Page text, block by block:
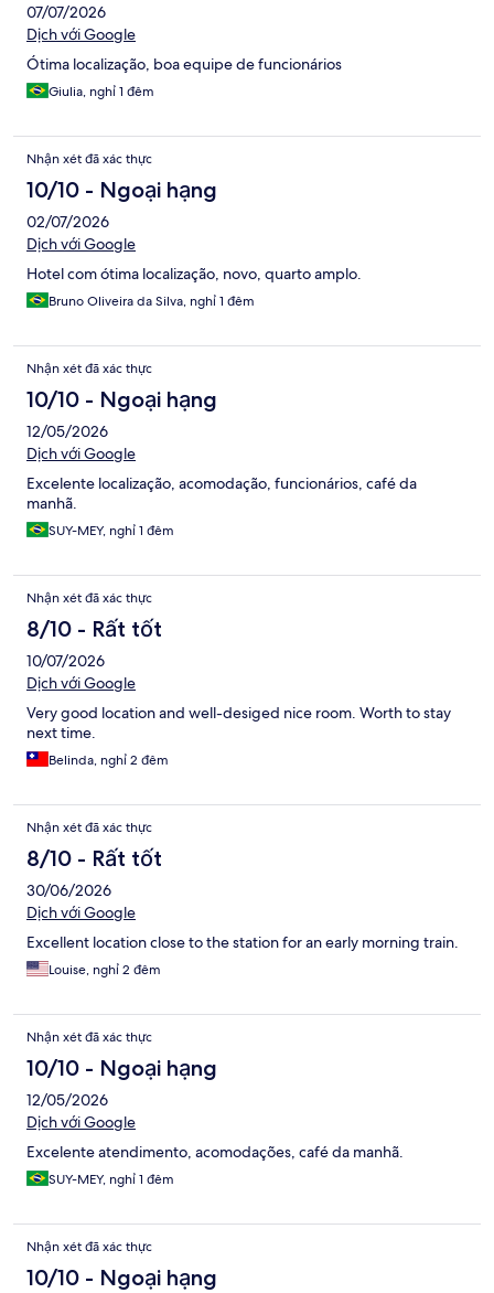
07/07/2026
Dịch với Google
Ótima localização, boa equipe de funcionários
Giulia, nghỉ 1 đêm
Nhận xét đã xác thực
10/10 - Ngoại hạng
02/07/2026
Dịch với Google
Hotel com ótima localização, novo, quarto amplo.
Bruno Oliveira da Silva, nghỉ 1 đêm
Nhận xét đã xác thực
10/10 - Ngoại hạng
12/05/2026
Dịch với Google
Excelente localização, acomodação, funcionários, café da
manhã.
SUY-MEY, nghỉ 1 đêm
Nhận xét đã xác thực
8/10 - Rất tốt
10/07/2026
Dịch với Google
Very good location and well-desiged nice room. Worth to stay
next time.
Belinda, nghỉ 2 đêm
Nhận xét đã xác thực
8/10 - Rất tốt
30/06/2026
Dịch với Google
Excellent location close to the station for an early morning train.
Louise, nghỉ 2 đêm
Nhận xét đã xác thực
10/10 - Ngoại hạng
12/05/2026
Dịch với Google
Excelente atendimento, acomodações, café da manhã.
SUY-MEY, nghỉ 1 đêm
Nhận xét đã xác thực
10/10 - Ngoại hạng